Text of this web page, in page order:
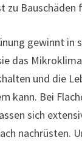
zu Bauschäden
gewinnt in
das
und die
kann. Bei
sich
nachrüsten.